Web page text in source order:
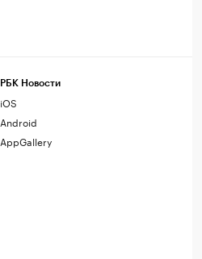
РБК Новости
iOS
Android
AppGallery